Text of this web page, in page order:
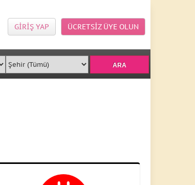
ÜCRETSİZ ÜYE OLUN
GİRİŞ YAP